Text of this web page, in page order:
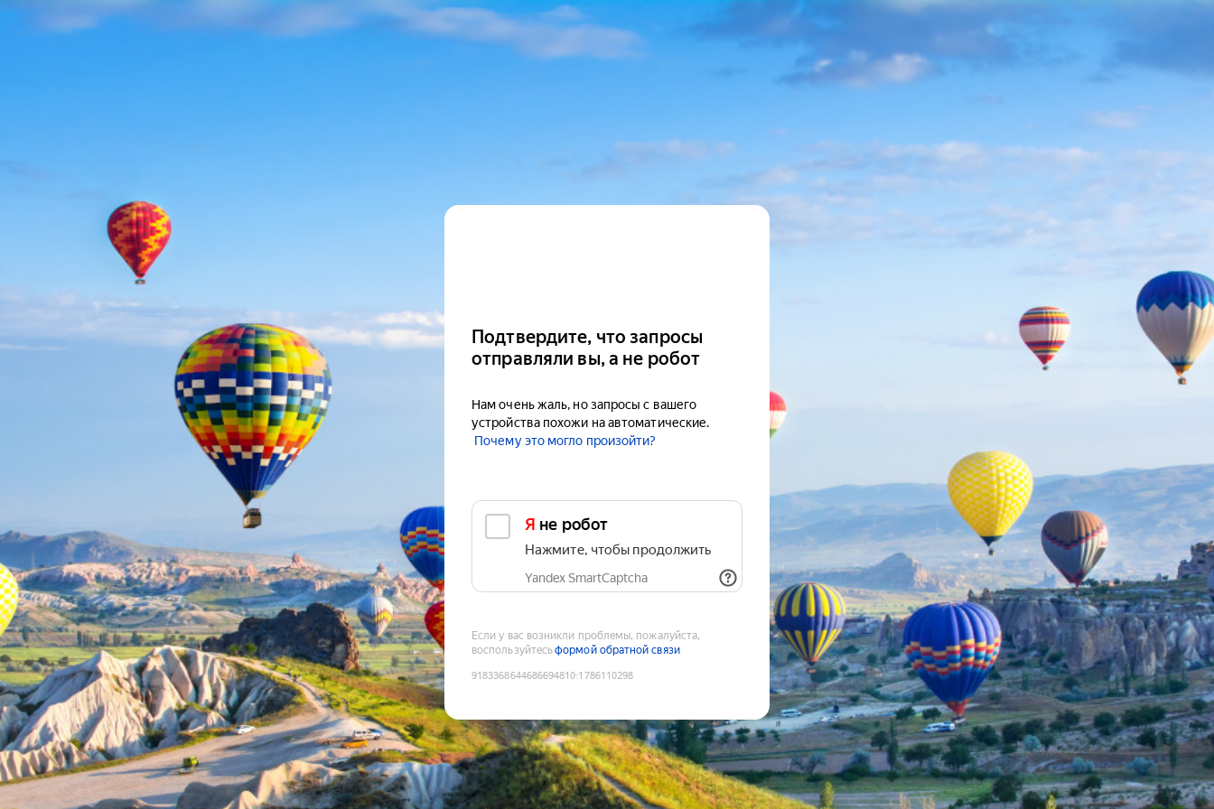
Подтвердите, что запросы
отправляли вы, а не робот
Нам очень жаль, но запросы с вашего
устройства похожи на автоматические.
Почему это могло произойти?
Я не робот
Нажмите, чтобы продолжить
Yandex SmartCaptcha
Если у вас возникли проблемы, пожалуйста,
воспользуйтесьформой обратной связи
9183368644686694810:1786110298